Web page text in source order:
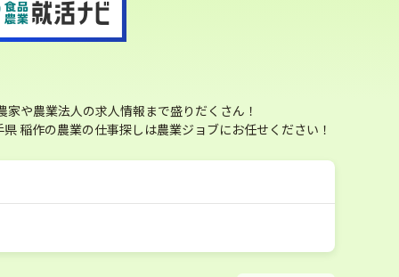
や農業法人の求人情報まで盛りだくさん！
稲作の農業の仕事探しは農業ジョブにお任せください！